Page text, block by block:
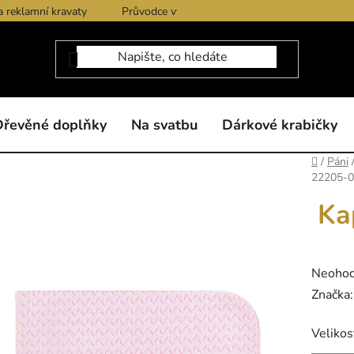
reklamní kravaty Průvodce výběrem produktů
doplňky Na svatbu Dárkové krabičky
Domů
/ Páni /
22205-0
je
Značka: